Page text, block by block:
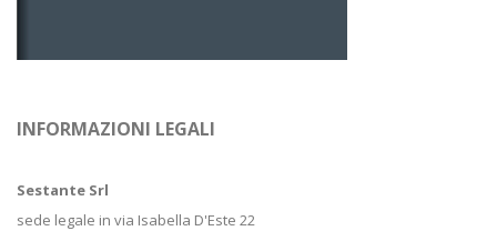
INFORMAZIONI LEGALI
Sestante Srl
sede legale in via Isabella D'Este 22